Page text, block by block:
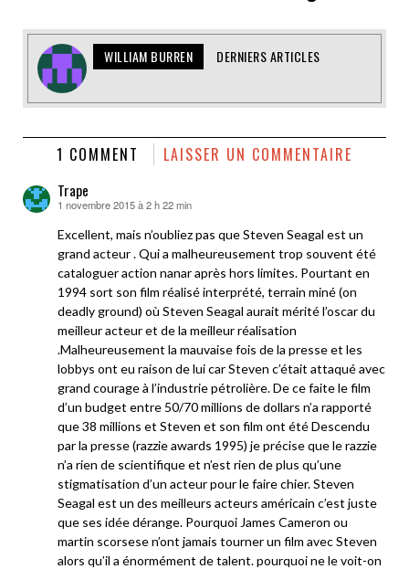
WILLIAM BURREN DERNIERS ARTICLES
1 COMMENT LAISSER UN COMMENTAIRE
Trape
dit :
1 novembre 2015 à 2 h 22 min
Excellent, mais n’oubliez pas que Steven Seagal est un
grand acteur . Qui a malheureusement trop souvent été
cataloguer action nanar après hors limites. Pourtant en
1994 sort son film réalisé interprété, terrain miné (on
deadly ground) où Steven Seagal aurait mérité l’oscar du
meilleur acteur et de la meilleur réalisation
.Malheureusement la mauvaise fois de la presse et les
lobbys ont eu raison de lui car Steven c’était attaqué avec
grand courage à l’industrie pétrolière. De ce faite le film
d’un budget entre 50/70 millions de dollars n’a rapporté
que 38 millions et Steven et son film ont été Descendu
par la presse (razzie awards 1995) je précise que le razzie
n’a rien de scientifique et n’est rien de plus qu’une
stigmatisation d’un acteur pour le faire chier. Steven
Seagal est un des meilleurs acteurs américain c’est juste
que ses idée dérange. Pourquoi James Cameron ou
martin scorsese n’ont jamais tourner un film avec Steven
alors qu’il a énormément de talent. pourquoi ne le voit-on